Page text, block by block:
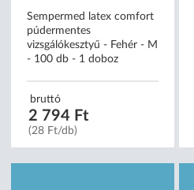
Sempermed latex comfort
púdermentes
vizsgálókesztyű - Fehér - M
- 100 db - 1 doboz
bruttó
2 794 Ft
(28 Ft/db)